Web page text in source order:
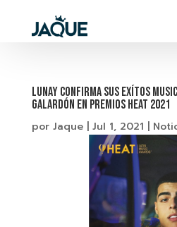
LUNAY CONFIRMA SUS EXÍTOS
GALARDÓN EN PREMIOS HEAT 2021
por Jaque| Jul 1, 2021